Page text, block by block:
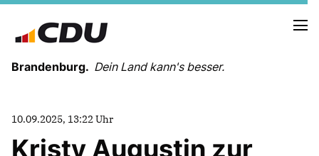
Brandenburg. Dein Land kann's besser.
10.09.2025, 13:22 Uhr
Kristy Augustin zur